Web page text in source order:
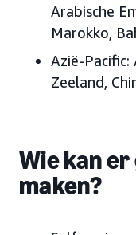
Arabische
Marokko,
Azië-Pacific:
Zeeland,
Wie kan
maken?